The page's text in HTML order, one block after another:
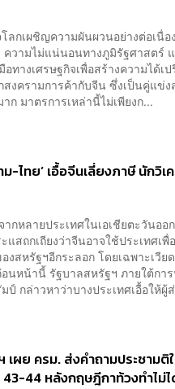
ลกเผชิญความผันผวนอย่างต่อเนื่อ
ความไม่แน่นอนทางภูมิรัฐศาสตร์
ทางเศรษฐกิจเพื่อสร้างความได้เ
สงครามการค้ากับจีน ซึ่งเป็นคู่แข่
มาตรการเหล่านี้ไม่เพียงก...
-ไทย’ เอื้อจีนเลี่ยงภาษี นักวิ
กหลายประเทศในเอเชียตะวันออ
แสถกเถียงว่าจีนอาจใช้ประเทศเ
งสหรัฐฯอีกระลอก โดยเฉพาะเวี
นหน้านี้ รัฐบาลสหรัฐฯ ภายใต้กา
กล่าวหาว่าบางประเทศเอื้อให้ผู้
เผย ครม. ส่งคำถามประชาม
43-44 หลังกฤษฎีกาท้วงทำไม่